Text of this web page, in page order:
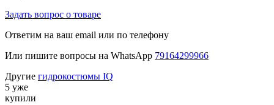
Задать вопрос о товаре
Ответим на ваш email или по телефону
Или пишите вопросы на WhatsApp 79164299966
Другие гидрокостюмы IQ
5 уже
купили